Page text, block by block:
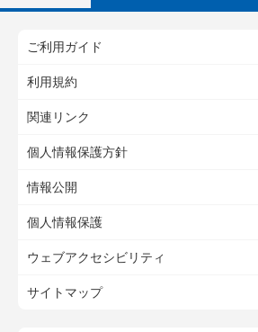
ご利用ガイド
利用規約
関連リンク
個人情報保護方針
情報公開
個人情報保護
ウェブアクセシビリティ
サイトマップ